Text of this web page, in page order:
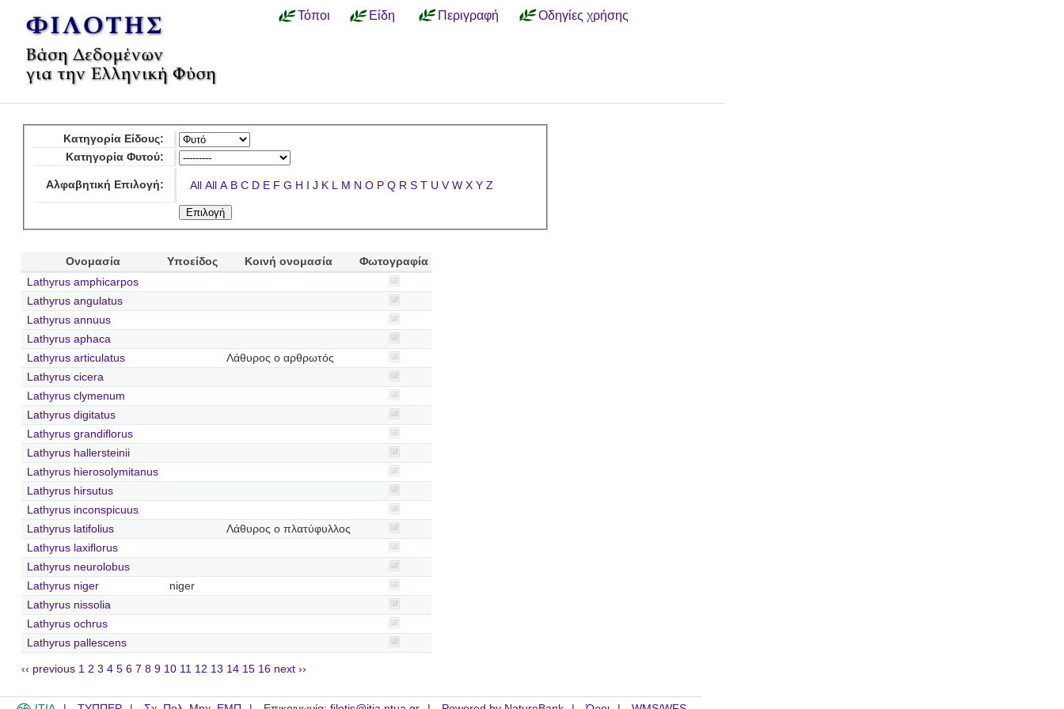
Τόποι Είδη Περιγραφή Οδηγίες χρήσης
Κατηγορία Είδους:
Κατηγορία Φυτού:
Αλφαβητική Επιλογή: All All A B C D E F G H I J K L M N O P Q R S T U V W X Y Z
Ονομασία Υποείδος Κοινή ονομασία
Φωτογραφία
Lathyrus amphicarpos
Lathyrus angulatus
Lathyrus annuus
Lathyrus aphaca
Lathyrus articulatus
Λάθυρος ο αρθρωτός
Lathyrus cicera
Lathyrus clymenum
Lathyrus digitatus
Lathyrus grandiflorus
Lathyrus hallersteinii
Lathyrus hierosolymitanus
Lathyrus hirsutus
Lathyrus inconspicuus
Lathyrus latifolius
Λάθυρος ο πλατύφυλλος
Lathyrus laxiflorus
Lathyrus neurolobus
Lathyrus niger
niger
Lathyrus nissolia
Lathyrus ochrus
Lathyrus pallescens
‹‹ previous 1 2 3 4 5 6 7 8 9 10 11 12 13 14 15 16 next ››